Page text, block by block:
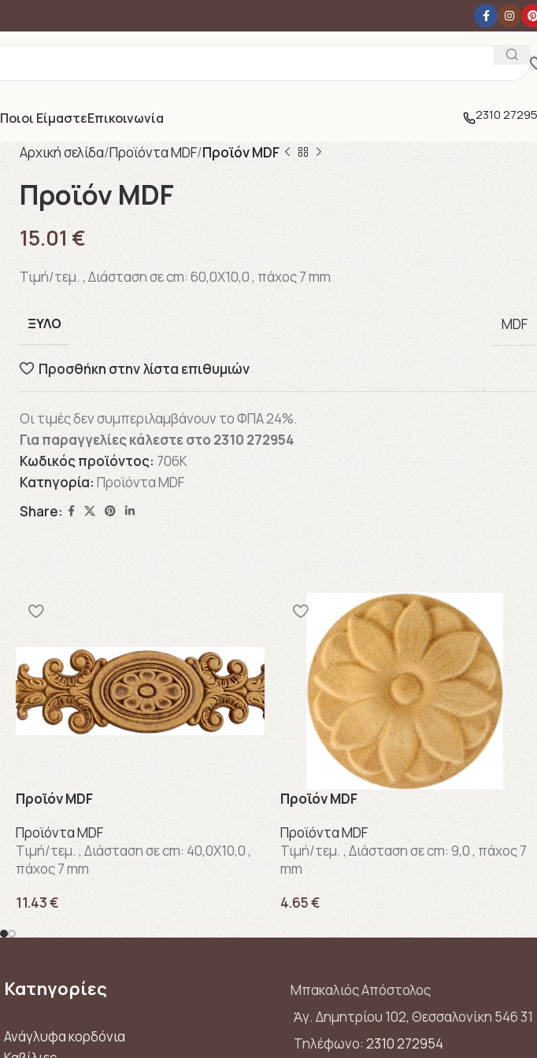
Ποιοι ΕίμαστεΕπικοινωνία 2310
Αρχική σελίδα Προϊόντα MDF Προϊόν MDF
Προϊόν MDF
15.01 €
Τιμή/τεμ. , Διάσταση σε cm: 60,0X10,0 , πάχος 7 mm
ΞΎΛΟ MDF
Προσθήκη στην λίστα επιθυμιών
Οι τιμές δεν συμπεριλαμβάνουν το ΦΠΑ 24%.
Για παραγγελίες κάλεστε στο 2310 272954
Κωδικός προϊόντος: 706K
Κατηγορία: Προϊόντα MDF
Share:
Προϊόν MDF
Προϊόντα MDF
Τιμή/τεμ. , Διάσταση σε cm: 40,0X10,0 ,
πάχος 7 mm
11.43€
ΚΩΔΙΚΟΣ:
Προϊόν MDF
Προϊόντα MDF
Τιμή/τεμ. , Διάσταση σε cm: 9,0 , πάχος 7
mm
4.65€
ΗΛΙΟΣ Νο3
Κατηγορίες
Ανάγλυφα κορδόνια
Μπακαλιός Απόστολος
Ἁγ. Δημητρίου 102, Θεσσαλονίκη 546 31
Τηλέφωνο: 2310 272954